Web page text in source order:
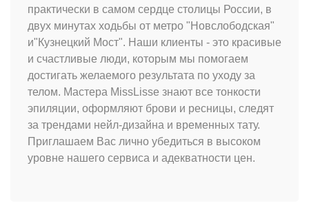
практически в самом сердце столицы России, в
двух минутах ходьбы от метро "Новслободская"
и"Кузнецкий Мост". Наши клиенты - это красивые
и счастливые люди, которым мы помогаем
достигать желаемого результата по уходу за
телом. Мастера MissLisse знают все тонкости
эпиляции, оформляют брови и ресницы, следят
за трендами нейл-дизайна и временных тату.
Приглашаем Вас лично убедиться в высоком
уровне нашего сервиса и адекватности цен.